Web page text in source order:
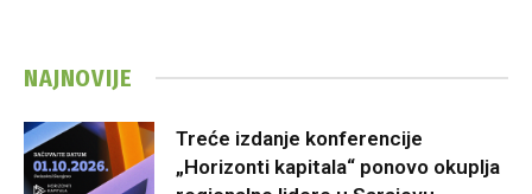
NAJNOVIJE
Treće izdanje konferencije
„Horizonti kapitala“ ponovo okuplja